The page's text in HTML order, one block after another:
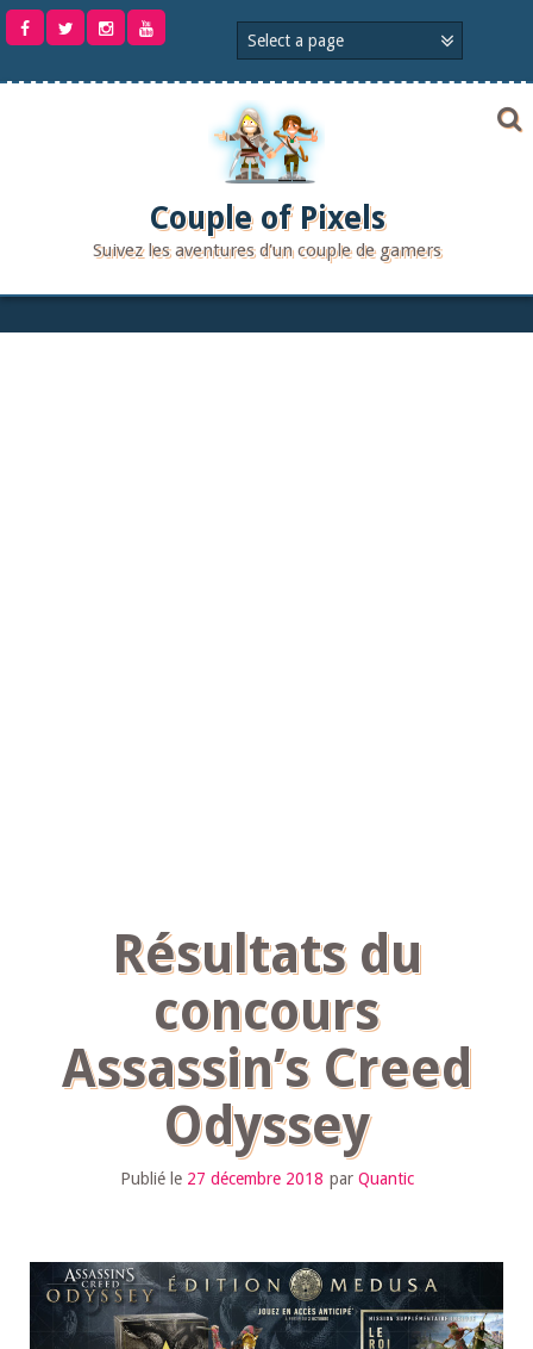
Aller
Couple of Pixels
Suivez les aventures d'un couple de gamers
Résultats du
concours
Assassin’s Creed
Odyssey
Publié le 27 décembre 2018 par Quantic